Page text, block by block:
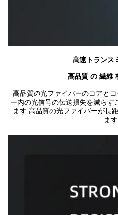
高速トランス
高品質 の 繊維
高品質の光ファイバーのコアと
ー内の光信号の伝送損失を減らす
ます.高品質の光ファイバーが長
ます